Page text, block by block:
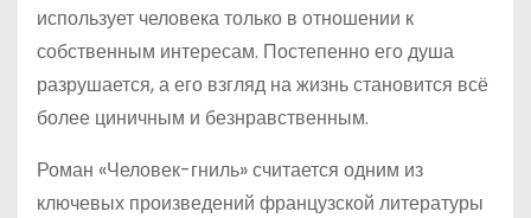
использует человека только в отношении к
собственным интересам. Постепенно его душа
разрушается, а его взгляд на жизнь становится всё
более циничным и безнравственным.
Роман «Человек-гниль» считается одним из
ключевых произведений французской литературы